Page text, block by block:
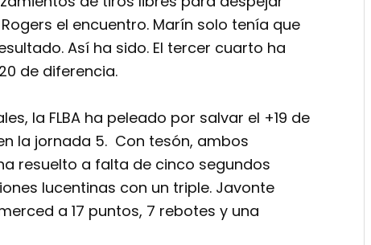
el encuentro. Marín solo tenía que
Así ha sido. El tercer cuarto ha
de diferencia.
la FLBA ha peleado por salvar el +19 de
la jornada 5. Con tesón, ambos
resuelto a falta de cinco segundos
lucentinas con un triple. Javonte
a 17 puntos, 7 rebotes y una